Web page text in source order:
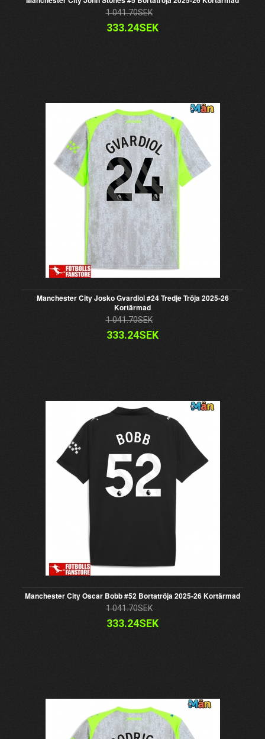
1 041.70SEK
333.24SEK
Manchester City Josko Gvardiol #24 Tredje Tröja 2025-26
Kortärmad
1 041.70SEK
333.24SEK
Manchester City Oscar Bobb #52 Bortatröja 2025-26 Kortärmad
1 041.70SEK
333.24SEK